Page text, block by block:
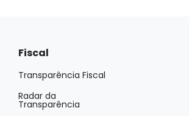
Fiscal
Transparência Fiscal
Radar da
Transparência